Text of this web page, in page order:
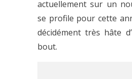
actuellement sur un
se profile pour cette
décidément très hâte
bout.